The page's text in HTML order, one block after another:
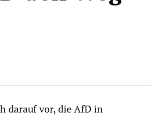
darauf vor, die AfD in